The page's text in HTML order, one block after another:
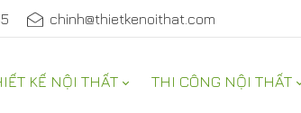
chinh@thietkenoithat.com
KẾ NỘI THẤT THI CÔNG NỘI THẤT